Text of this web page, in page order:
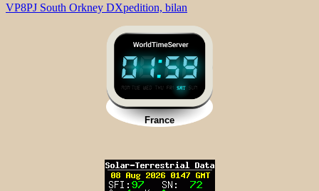
VP8PJ South Orkney DXpedition, bilan